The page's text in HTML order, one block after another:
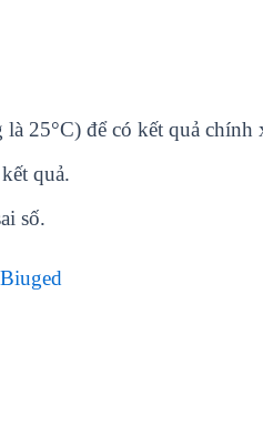
25°C) để có kết quả chính
quả.
số.
Biuged